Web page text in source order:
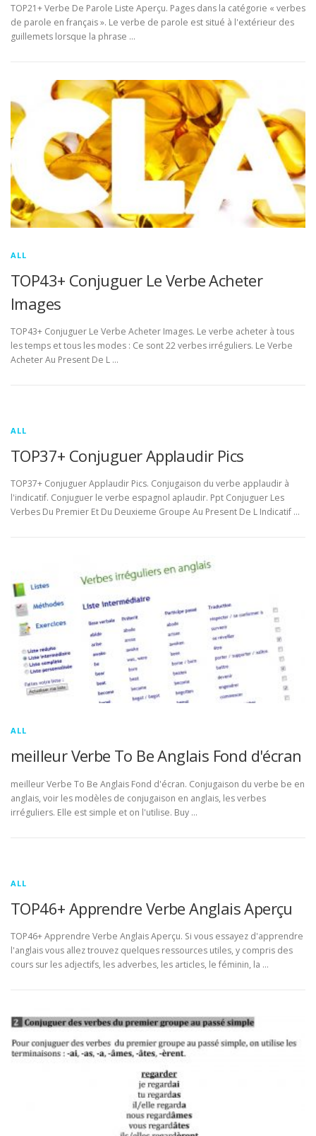
TOP21+ Verbe De Parole Liste Aperçu. Pages dans la catégorie « verbes
de parole en français ». Le verbe de parole est situé à l'extérieur des
guillemets lorsque la phrase …
ALL
TOP43+ Conjuguer Le Verbe Acheter
Images
TOP43+ Conjuguer Le Verbe Acheter Images. Le verbe acheter à tous
les temps et tous les modes : Ce sont 22 verbes irréguliers. Le Verbe
Acheter Au Present De L …
ALL
TOP37+ Conjuguer Applaudir Pics
TOP37+ Conjuguer Applaudir Pics. Conjugaison du verbe applaudir à
l'indicatif. Conjuguer le verbe espagnol aplaudir. Ppt Conjuguer Les
Verbes Du Premier Et Du Deuxieme Groupe Au Present De L Indicatif …
ALL
meilleur Verbe To Be Anglais Fond d'écran
meilleur Verbe To Be Anglais Fond d'écran. Conjugaison du verbe be en
anglais, voir les modèles de conjugaison en anglais, les verbes
irréguliers. Elle est simple et on l'utilise. Buy …
ALL
TOP46+ Apprendre Verbe Anglais Aperçu
TOP46+ Apprendre Verbe Anglais Aperçu. Si vous essayez d'apprendre
l'anglais vous allez trouvez quelques ressources utiles, y compris des
cours sur les adjectifs, les adverbes, les articles, le féminin, la …